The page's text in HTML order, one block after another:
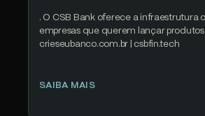
. O CSB Bank oferece a infraestrutura
empresas que querem lançar
crieseubanco.com.br | csbfin.tech
SAIBA MAIS